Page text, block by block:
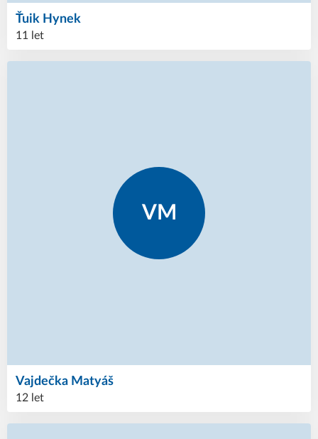
Hynek
Ťuik
11 let
VM
Matyáš
Vajdečka
12 let